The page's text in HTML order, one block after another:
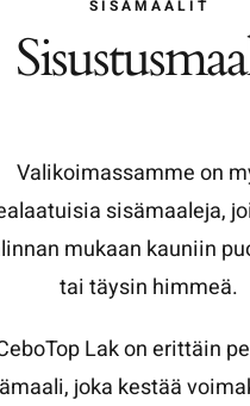
SISÄMAALIT
Valikoimassamme on
sisämaaleja,
mukaan kauniin
tai täysin himmeä.
Lak on erittäin
joka kestää